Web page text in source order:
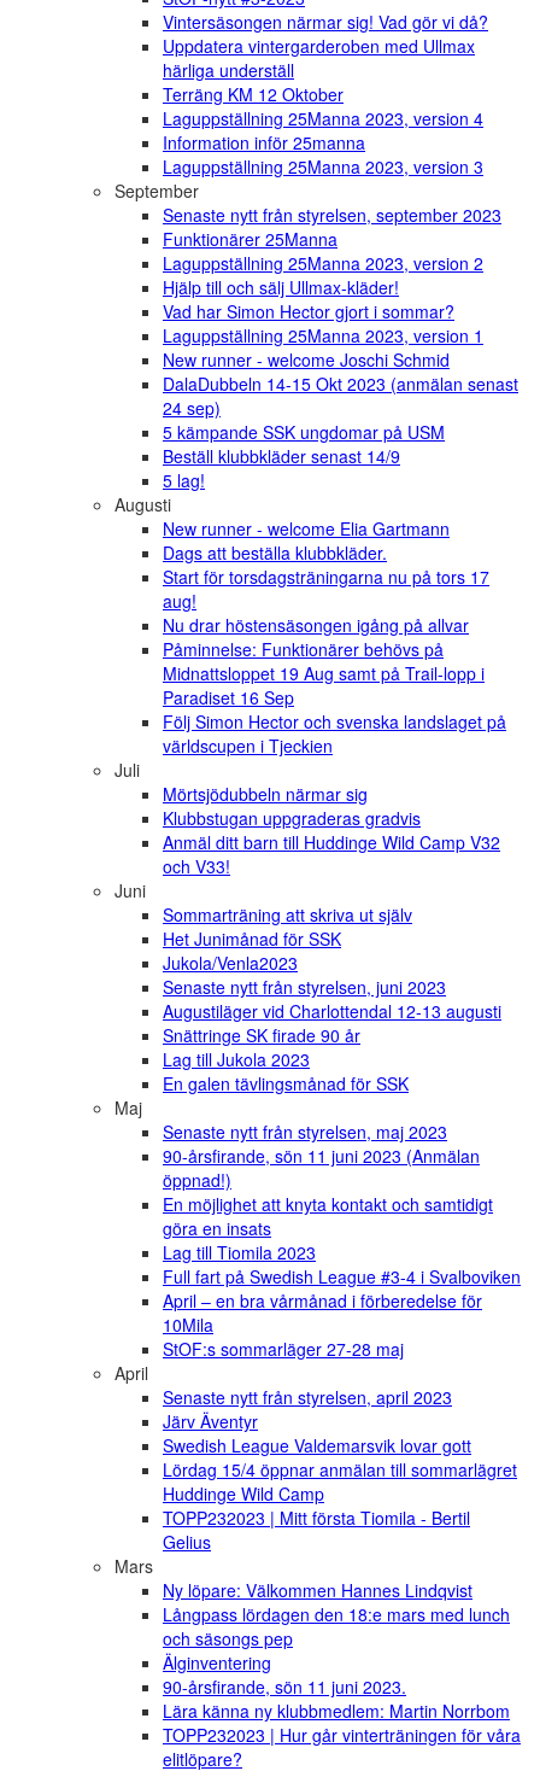
Vintersäsongen närmar sig! Vad gör vi då?
Uppdatera vintergarderoben med Ullmax
härliga underställ
Terräng KM 12 Oktober
Laguppställning 25Manna 2023, version 4
Information inför 25manna
Laguppställning 25Manna 2023, version 3
September
Senaste nytt från styrelsen, september 2023
Funktionärer 25Manna
Laguppställning 25Manna 2023, version 2
Hjälp till och sälj Ullmax-kläder!
Vad har Simon Hector gjort i sommar?
Laguppställning 25Manna 2023, version 1
New runner - welcome Joschi Schmid
DalaDubbeln 14-15 Okt 2023 (anmälan senast
24 sep)
5 kämpande SSK ungdomar på USM
Beställ klubbkläder senast 14/9
5 lag!
Augusti
New runner - welcome Elia Gartmann
Dags att beställa klubbkläder.
Start för torsdagsträningarna nu på tors 17
aug!
Nu drar höstensäsongen igång på allvar
Påminnelse: Funktionärer behövs på
Midnattsloppet 19 Aug samt på Trail-lopp i
Paradiset 16 Sep
Följ Simon Hector och svenska landslaget på
världscupen i Tjeckien
Juli
Mörtsjödubbeln närmar sig
Klubbstugan uppgraderas gradvis
Anmäl ditt barn till Huddinge Wild Camp V32
och V33!
Juni
Sommarträning att skriva ut själv
Het Junimånad för SSK
Jukola/Venla2023
Senaste nytt från styrelsen, juni 2023
Augustiläger vid Charlottendal 12-13 augusti
Snättringe SK firade 90 år
Lag till Jukola 2023
En galen tävlingsmånad för SSK
Maj
Senaste nytt från styrelsen, maj 2023
90-årsfirande, sön 11 juni 2023 (Anmälan
öppnad!)
En möjlighet att knyta kontakt och samtidigt
göra en insats
Lag till Tiomila 2023
Full fart på Swedish League #3-4 i Svalboviken
April – en bra vårmånad i förberedelse för
10Mila
StOF:s sommarläger 27-28 maj
April
Senaste nytt från styrelsen, april 2023
Järv Äventyr
Swedish League Valdemarsvik lovar gott
Lördag 15/4 öppnar anmälan till sommarlägret
Huddinge Wild Camp
TOPP232023 | Mitt första Tiomila - Bertil
Gelius
Mars
Ny löpare: Välkommen Hannes Lindqvist
Långpass lördagen den 18:e mars med lunch
och säsongs pep
Älginventering
90-årsfirande, sön 11 juni 2023.
Lära känna ny klubbmedlem: Martin Norrbom
TOPP232023 | Hur går vinterträningen för våra
elitlöpare?